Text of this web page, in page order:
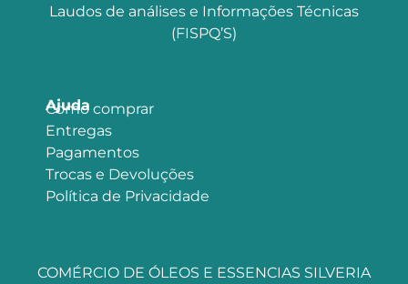
Laudos de análises e Informações Técnicas
(FISPQ’S)
Ajuda
Como comprar
Entregas
Pagamentos
Trocas e Devoluções
Política de Privacidade
COMÉRCIO DE ÓLEOS E ESSENCIAS SILVERIA